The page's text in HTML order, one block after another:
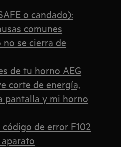
o candado):
comunes
se cierra de
de tu horno AEG
corte de energía,
pantalla y mi horno
de error F102